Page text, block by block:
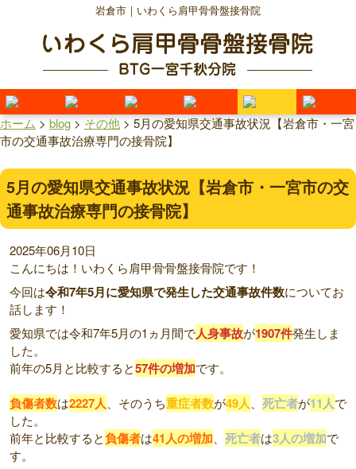
岩倉市｜いわくら肩甲骨骨盤接骨院
ホーム>blog>その他>5月の愛知県交通事故状況【岩倉市・一宮
市の交通事故治療専門の接骨院】
5月の愛知県交通事故状況【岩倉市・一宮市の交
通事故治療専門の接骨院】
2025年06月10日
こんにちは！いわくら肩甲骨骨盤接骨院です！
今回は令和7年5月に愛知県で発生した交通事故件数についてお
話します！
愛知県では令和7年5月の1ヵ月間で人身事故が1907件発生しま
した。
前年の5月と比較すると57件の増加です。
負傷者数は2227人 、そのうち重症者数が49人 死亡者が11人で
した。
前年と比較すると負傷者は41人の増加 死亡者は3人の増加で
す。